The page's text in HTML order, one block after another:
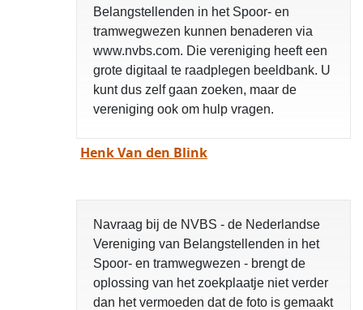
Belangstellenden in het Spoor- en
tramwegwezen kunnen benaderen via
www.nvbs.com. Die vereniging heeft een
grote digitaal te raadplegen beeldbank. U
kunt dus zelf gaan zoeken, maar de
vereniging ook om hulp vragen.
Henk Van den Blink
Navraag bij de NVBS - de Nederlandse
Vereniging van Belangstellenden in het
Spoor- en tramwegwezen - brengt de
oplossing van het zoekplaatje niet verder
dan het vermoeden dat de foto is gemaakt